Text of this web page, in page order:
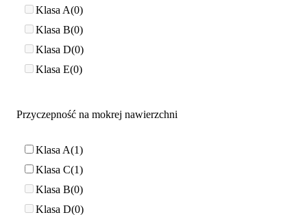
Klasa A 0
Klasa B 0
Klasa D 0
Klasa E 0
Przyczepność na mokrej nawierzchni
Klasa A 1
Klasa C 1
Klasa B 0
Klasa D 0